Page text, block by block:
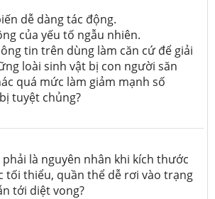
dễ dàng tác động.
của yếu tố ngẫu nhiên.
tin trên dùng làm căn cứ để giải
loài sinh vật bị con người săn
quá mức làm giảm mạnh số
tuyệt chủng?
là nguyên nhân khi kích thước
tối thiểu, quần thể dễ rơi vào trạng
tới diệt vong?